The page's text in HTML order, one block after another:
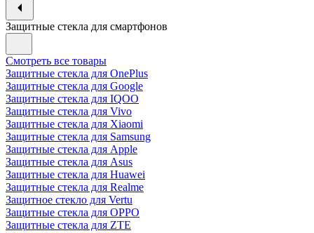
Защитные стекла для смартфонов
Смотреть все товары
Защитные стекла для OnePlus
Защитные стекла для Google
Защитные стекла для IQOO
Защитные стекла для Vivo
Защитные стекла для Xiaomi
Защитные стекла для Samsung
Защитные стекла для Apple
Защитные стекла для Asus
Защитные стекла для Huawei
Защитные стекла для Realme
Защитное стекло для Vertu
Защитные стекла для OPPO
Защитные стекла для ZTE